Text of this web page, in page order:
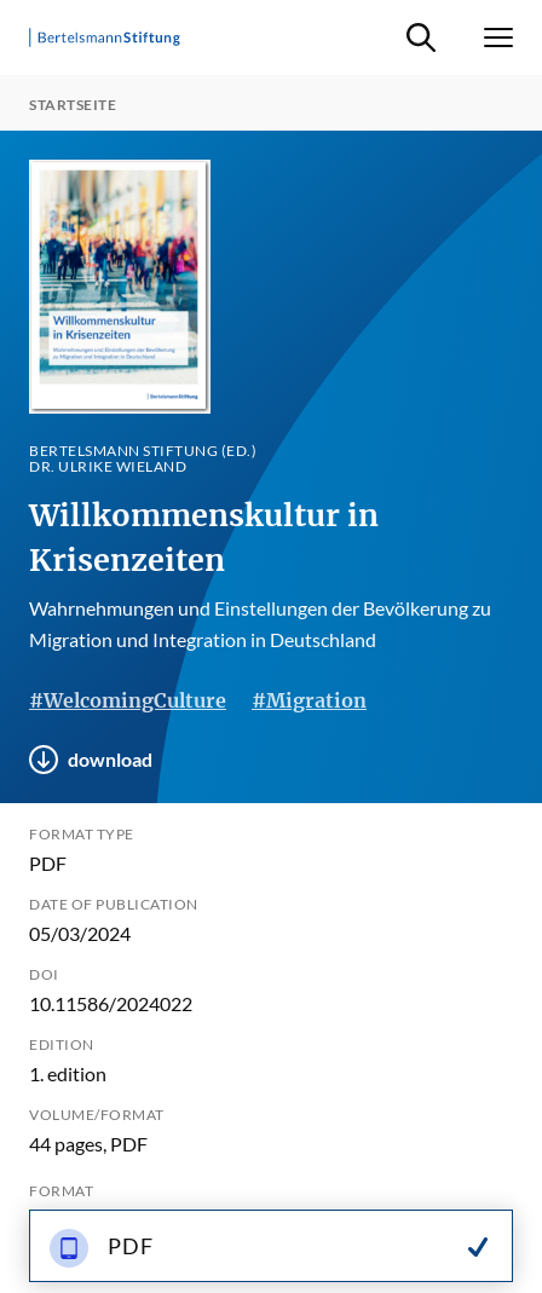
Suche ein-/
STARTSEITE
BERTELSMANN STIFTUNG (ED.)
DR. ULRIKE WIELAND
Willkommenskultur in
Krisenzeiten
Wahrnehmungen und Einstellungen der Bevölkerung zu
Migration und Integration in Deutschland
#WelcomingCulture #Migration
download
FORMAT TYPE
PDF
DATE OF PUBLICATION
05/03/2024
DOI
10.11586/2024022
EDITION
1. edition
VOLUME/FORMAT
44 pages, PDF
FORMAT
PDF